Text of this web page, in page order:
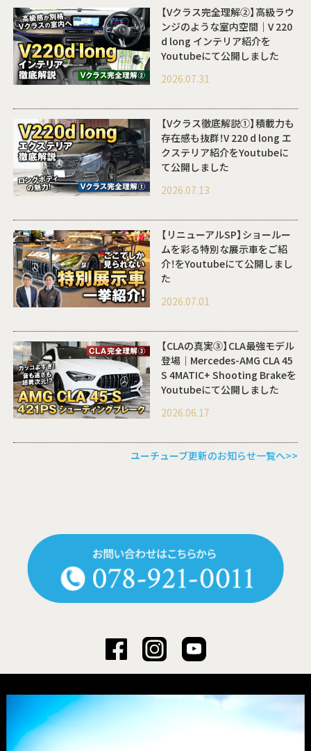
【Vクラス完全理解②】高級ラウ
ンジのような室内空間｜V 220
d long インテリア紹介を
Youtubeにて公開しました
2026.07.31
【Vクラス徹底解説①】積載力も
存在感も抜群！V 220 d long エ
クステリア紹介をYoutubeに
て公開しました
2026.07.13
【リニューアルSP】ショールー
ムを彩る特別な展示車をご紹
介！をYoutubeにて公開しまし
た
2026.07.01
【CLAの真実③】CLA最強モデル
登場｜Mercedes-AMG CLA 45
S 4MATIC+ Shooting Brakeを
Youtubeにて公開しました
2026.06.17
ユーチューブ更新のお知らせ一覧へ>>